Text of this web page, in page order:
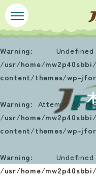
ペ
ー
ジ
の
先
す
。
メ
ニ
ュ
ー
を
し
て
へ
Warning:
/usr/home/
content/themes/wp-
Warning: Attempt to
/usr/home/
content/themes/wp-
Warning:
/usr/home/